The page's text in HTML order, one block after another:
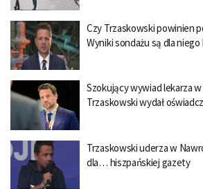
Czy Trzaskowski powinien
Wyniki sondażu są dla
Szokujący wywiad lekarza
Trzaskowski wydał
Trzaskowski uderza w
dla… hiszpańskiej gazety